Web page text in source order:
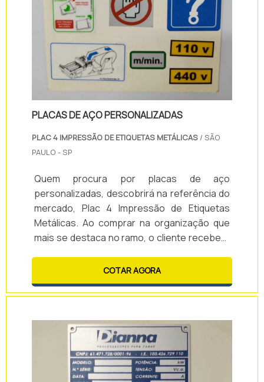
PLACAS DE AÇO PERSONALIZADAS
PLAC 4 IMPRESSÃO DE ETIQUETAS METÁLICAS / SÃO
PAULO - SP
Quem procura por placas de aço
personalizadas, descobrirá na referência do
mercado, Plac 4 Impressão de Etiquetas
Metálicas. Ao comprar na organização que
mais se destaca no ramo, o cliente receberá
garantia de adquirir produtos que solucionem
qualquer demanda.Quando o tema é placas
de aço personalizadas, com a Plac 4
obterá assertividade e comprometimento ...
COTAR AGORA